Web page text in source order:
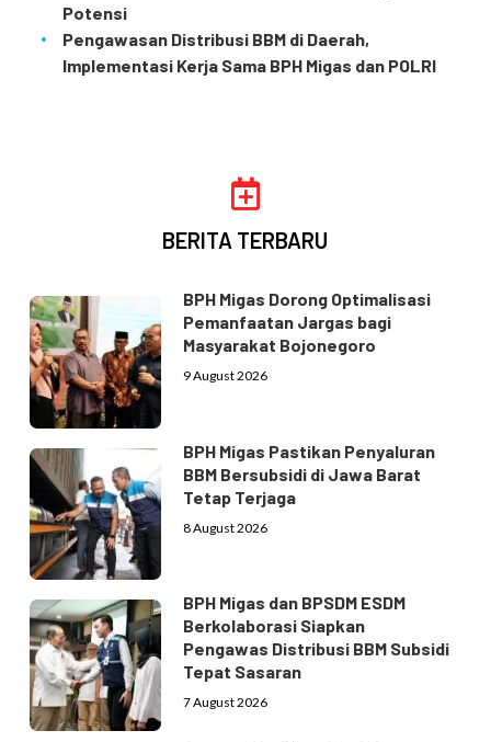
Potensi
Pengawasan Distribusi BBM di Daerah,
Implementasi Kerja Sama BPH Migas dan POLRI
BERITA TERBARU
BPH Migas Dorong Optimalisasi
Pemanfaatan Jargas bagi
Masyarakat Bojonegoro
9 August 2026
BPH Migas Pastikan Penyaluran
BBM Bersubsidi di Jawa Barat
Tetap Terjaga
8 August 2026
BPH Migas dan BPSDM ESDM
Berkolaborasi Siapkan
Pengawas Distribusi BBM Subsidi
Tepat Sasaran
7 August 2026